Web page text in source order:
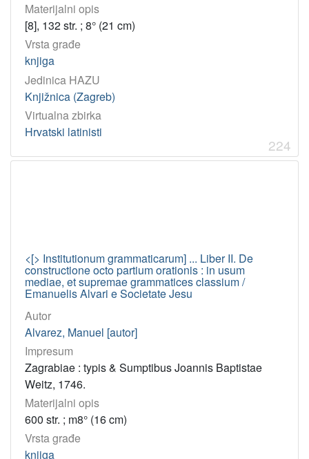
Materijalni opis
[8], 132 str. ; 8° (21 cm)
Vrsta građe
knjiga
Jedinica HAZU
Knjižnica (Zagreb)
Virtualna zbirka
Hrvatski latinisti
224
<[> Institutionum grammaticarum] ... Liber II. De
constructione octo partium orationis : in usum
mediae, et supremae grammatices classium /
Emanuelis Alvari e Societate Jesu
Autor
Alvarez, Manuel [autor]
Impresum
Zagrabiae : typis & Sumptibus Joannis Baptistae
Weitz, 1746.
Materijalni opis
600 str. ; m8° (16 cm)
Vrsta građe
knjiga